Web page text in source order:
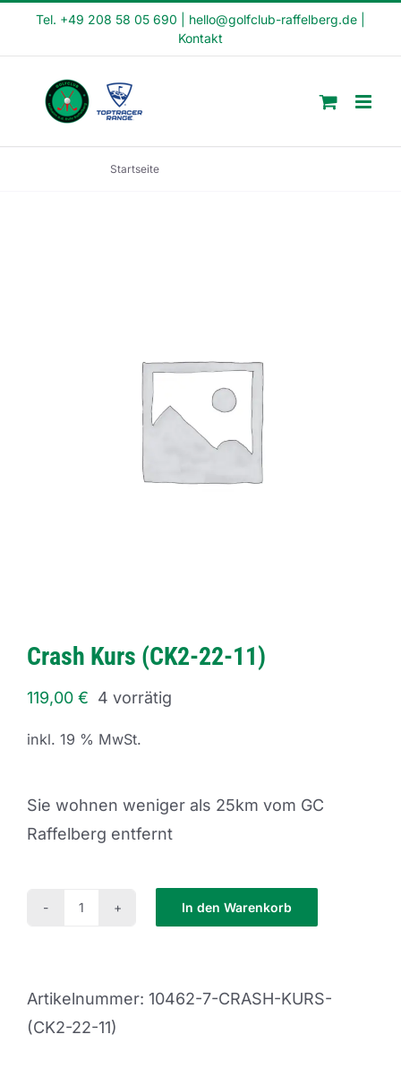
Tel. +49 208 58 05 690 hello@golfclub-raffelberg.de
Kontakt
Startseite
Crash Kurs (CK2-22-11)
119,00 € 4 vorrätig
inkl. 19 % MwSt.
Sie wohnen weniger als 25km vom GC
Raffelberg entfernt
22-
11)
In den Warenkorb
Artikelnummer: 10462-7-CRASH-KURS-
(CK2-22-11)